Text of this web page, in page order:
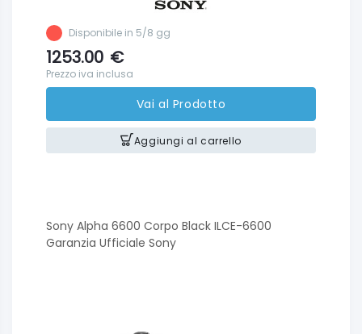
Disponibile in 5/8 gg
1253.00 €
Prezzo iva inclusa
Vai al Prodotto
Aggiungi al carrello
Sony Alpha 6600 Corpo Black ILCE-6600
Garanzia Ufficiale Sony